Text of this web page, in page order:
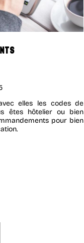
elles les codes de
êtes hôtelier ou bien
pour bien